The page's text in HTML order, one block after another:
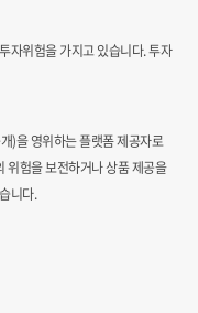
자위험을 가지고 있습니다.투자
)을 영위하는 플랫폼 제공자로
험을 보전하거나 상품 제공을
니다.